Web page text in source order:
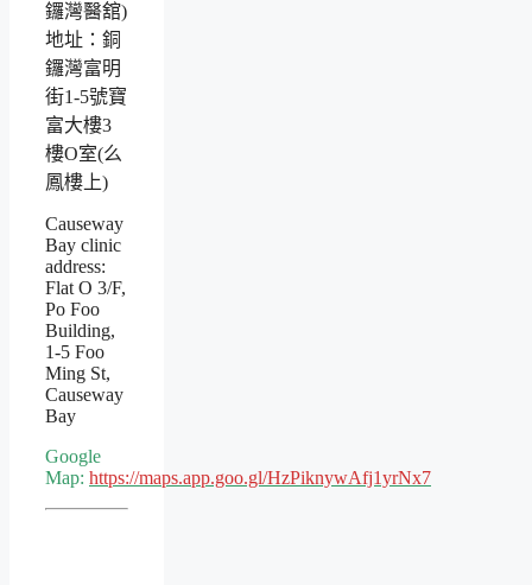
鑼灣醫舘)
地址：銅
鑼灣富明
街1-5號寶
富大樓3
樓O室(么
鳳樓上)
Causeway
Bay clinic
address:
Flat O 3/F,
Po Foo
Building,
1-5 Foo
Ming St,
Causeway
Bay
Google
Map: https://maps.app.goo.gl/HzPiknywAfj1yrNx7